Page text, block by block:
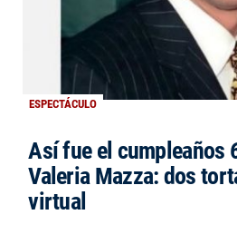
ESPECTÁCULO
Así fue el cumpleaños
Valeria Mazza: dos
virtual